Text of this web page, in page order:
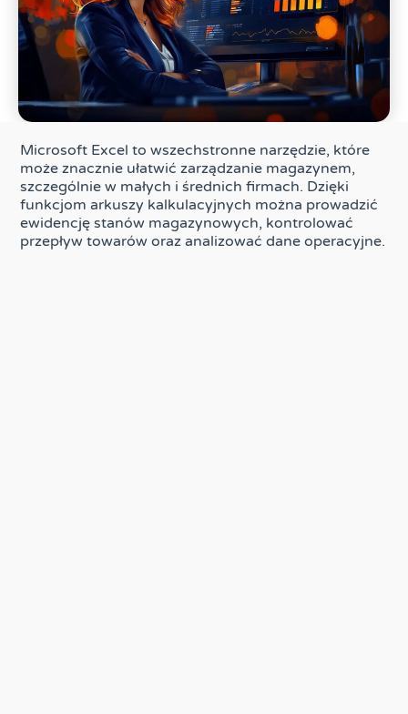
Microsoft Excel to wszechstronne narzędzie, które
może znacznie ułatwić zarządzanie magazynem,
szczególnie w małych i średnich firmach. Dzięki
funkcjom arkuszy kalkulacyjnych można prowadzić
ewidencję stanów magazynowych, kontrolować
przepływ towarów oraz analizować dane operacyjne.